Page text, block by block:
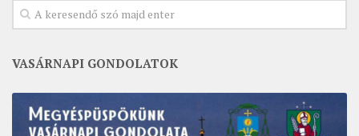
VASÁRNAPI GONDOLATOK